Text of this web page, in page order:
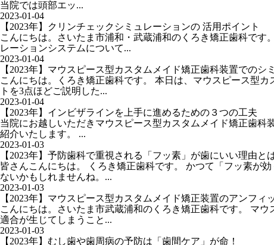
当院では頭部エッ...
2023-01-04
【2023年】クリンチェックシミュレーションの 活用ポイント
こんにちは。さいたま市浦和・武蔵浦和のくろき矯正歯科で
レーションシステムについて...
2023-01-04
【2023年】マウスピース型カスタムメイド矯正歯科装置でのシ
こんにちは。くろき矯正歯科です。 本日は、マウスピース型
トを3点ほどご説明した...
2023-01-04
【2023年】インビザラインを上手に進めるための３つの工夫
当院にお越しいただきマウスピース型カスタムメイド矯正歯
紹介いたします。 ...
2023-01-03
【2023年】予防歯科で重視される「フッ素」が歯にいい理由と
皆さんこんにちは。 くろき矯正歯科です。 かつて「フッ素が
ないかもしれませんね。...
2023-01-03
【2023年】マウスピース型カスタムメイド矯正装置のアンフィ
こんにちは。さいたま市武蔵浦和のくろき矯正歯科です。 マ
適合が生じてしまうこと...
2023-01-03
【2023年】むし歯や歯周病の予防は「歯間ケア」が命！